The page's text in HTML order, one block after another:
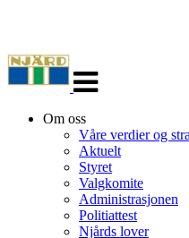
navigasjon
Om oss
Våre verdier og
Aktuelt
Styret
Valgkomite
Administrasjonen
Politiattest
Njårds lover